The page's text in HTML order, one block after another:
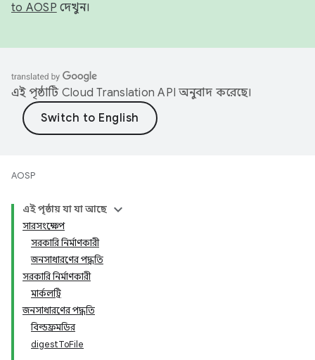
to AOSP দেখুন।
এই পৃষ্ঠাটি Cloud Translation API অনুবাদ করেছে।
AOSP
এই পৃষ্ঠায় যা যা আছে
সারসংক্ষেপ
সরকারি নির্মাণকারী
জনসাধারণের পদ্ধতি
সরকারি নির্মাণকারী
মার্কলট্রি
জনসাধারণের পদ্ধতি
বিল্ডফ্রমডির
digestToFile